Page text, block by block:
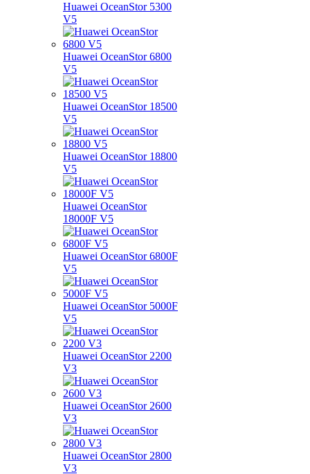
Huawei OceanStor 5300
V5
Huawei OceanStor 6800
V5
Huawei OceanStor 18500
V5
Huawei OceanStor 18800
V5
Huawei OceanStor
18000F V5
Huawei OceanStor 6800F
V5
Huawei OceanStor 5000F
V5
Huawei OceanStor 2200
V3
Huawei OceanStor 2600
V3
Huawei OceanStor 2800
V3